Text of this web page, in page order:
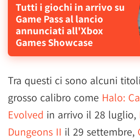
Tutti i giochi in arrivo su
Game Pass al lancio
annunciati all'Xbox
Games Showcase
Tra questi ci sono alcuni
grosso calibro come Halo:
Evolved in arrivo il 28 luglio,
Dungeons II il 29 settembre,